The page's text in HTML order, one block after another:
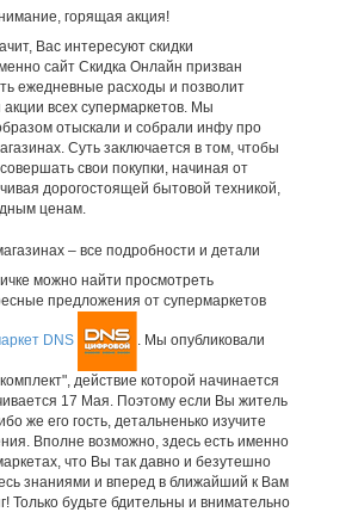
горящая акция!
Вас интересуют скидки
сайт Скидка Онлайн призван
ежедневные расходы и позволит
всех супермаркетов. Мы
отыскали и собрали инфу про
Суть заключается в том, чтобы
свои покупки, начиная от
дорогостоящей бытовой техникой,
ценам.
– все подробности и детали
можно найти просмотреть
предложения от супермаркетов
DNS . Мы опубликовали
действие которой начинается
17 Мая. Поэтому если Вы житель
же его гость, детальненько изучите
Вполне возможно, здесь есть именно
что Вы так давно и безутешно
знаниями и вперед в ближайший к Вам
Только будьте бдительны и внимательно